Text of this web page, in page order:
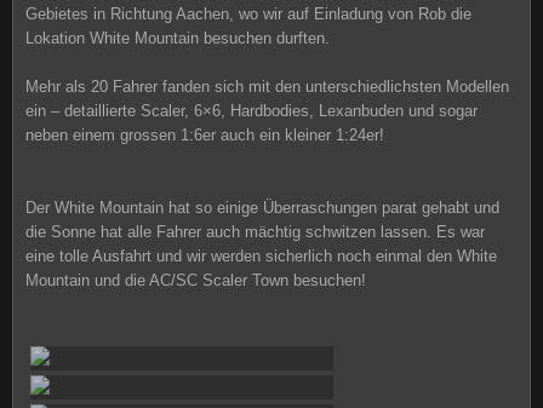
Gebietes in Richtung Aachen, wo wir auf Einladung von Rob die
Lokation White Mountain besuchen durften.
Mehr als 20 Fahrer fanden sich mit den unterschiedlichsten Modellen
ein – detaillierte Scaler, 6×6, Hardbodies, Lexanbuden und sogar
neben einem grossen 1:6er auch ein kleiner 1:24er!
Der White Mountain hat so einige Überraschungen parat gehabt und
die Sonne hat alle Fahrer auch mächtig schwitzen lassen. Es war
eine tolle Ausfahrt und wir werden sicherlich noch einmal den White
Mountain und die AC/SC Scaler Town besuchen!